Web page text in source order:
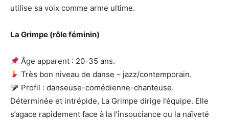
utilise sa voix comme arme ultime.
La Grimpe (rôle féminin)
Âge apparent : 20-35 ans.
Très bon niveau de danse – jazz/contemporain.
Profil : danseuse-comédienne-chanteuse.
Déterminée et intrépide, La Grimpe dirige l’équipe. Elle
s’agace rapidement face à la l’insouciance ou la naïveté